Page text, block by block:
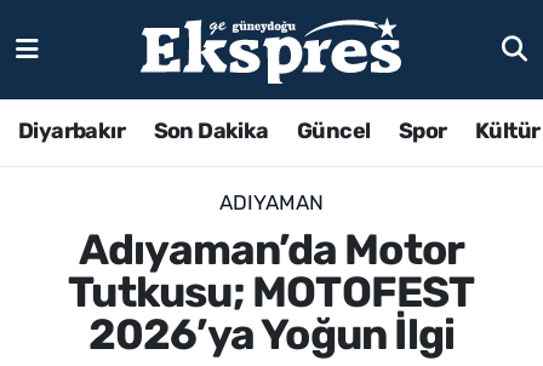
Diyarbakır Son Dakika Güncel Spor
ADIYAMAN
Adıyaman’da Motor
Tutkusu; MOTOFEST
2026’ya Yoğun İlgi